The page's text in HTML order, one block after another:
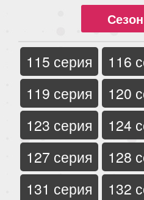
115 серия 116
119 серия
120
123 серия
124
127 серия
128
131 серия
132